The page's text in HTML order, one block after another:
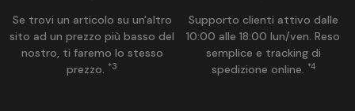
Se trovi un articolo su un'altro
sito ad un prezzo più basso del
nostro, ti faremo lo stesso
prezzo. *3
Supporto clienti attivo dalle
10:00 alle 18:00 lun/ven. Reso
semplice e tracking di
spedizione online. *4